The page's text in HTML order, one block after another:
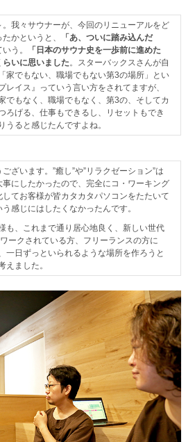
。我々サウナーが、今回のリニューアルをど
かというと、
「あ、ついに踏み込んだ
いう。
「日本のサウナ史を一歩前に進めた
らいに思いました。スターバックスさんが自
家でもない、職場でもない第3の場所」とい
レイス』っていう言い方をされてますが、
でもなく、職場でもなく、第3の、そしてカ
ろげる、仕事もできるし、リセットもでき
うると感じたんですよね。
ざいます。”癒し”や”リラクゼーション”は
事にしたかったので、完全にコ・ワーキング
してお客様が皆カタカタパソコンをたたいて
感じにはしたくなかったんです。
も、これまで通り居心地良く、新しい世代
ークされている方、フリーランスの方に
一日ずっといられるような場所を作ろうと
えました。